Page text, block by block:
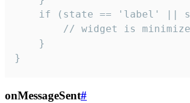
if (state == 'label' ||
// widget is
    }
}
onMessageSent#